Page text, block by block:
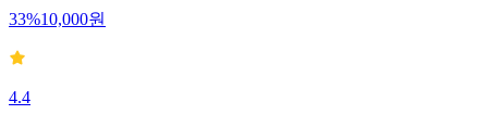
33%10,000원
4.4